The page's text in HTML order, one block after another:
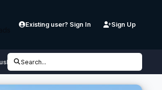
Existing user? Sign In Sign Up
Search...